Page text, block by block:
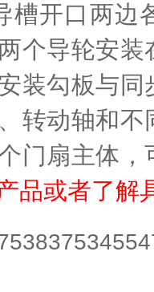
槽开口两边
个导轮安
装勾板与
转动轴和
门扇主体
品或者了